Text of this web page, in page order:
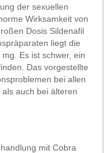
der sexuellen
Wirksamkeit von
Dosis Sildenafil
liegt die
Es ist schwer, ein
Das vorgestellte
bei allen
auch bei älteren
mit Cobra